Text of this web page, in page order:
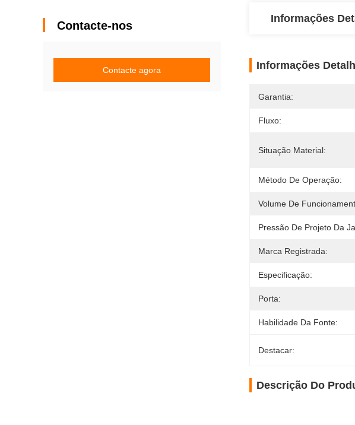
Contacte-nos
Contacte agora
Informações
Informações
Garantia:
Fluxo:
Situação Material:
Método De Operação:
Volume De
Pressão De Projeto Da
Marca Registrada:
Especificação:
Porta:
Habilidade Da Fonte:
Destacar:
Descrição Do